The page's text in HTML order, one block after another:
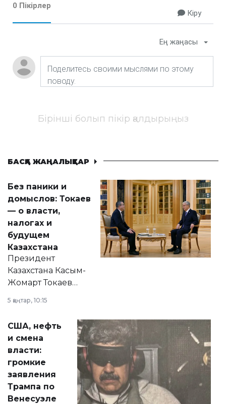
0 Пікірлер
Кіру
Ең жаңасы
Бірінші болып пікір қалдырыңыз
БАСҚА ЖАҢАЛЫҚТАР
Без паники и
домыслов: Токаев
— о власти,
налогах и
будущем
Казахстана
Президент
Казахстана Касым-
Жомарт Токаев
сразу несколько
актуальных тем —
от слухов о
политических
реформах до
вопросов армии,
экономики и
личного здоровья.
5 қаңтар, 10:15
США, нефть
и смена
власти:
громкие
заявления
Трампа по
Венесуэле